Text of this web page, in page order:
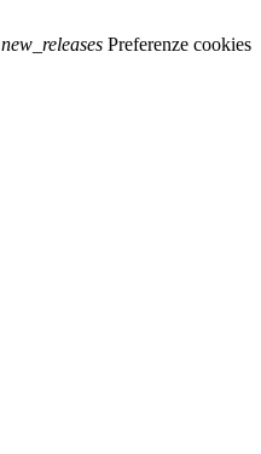
new_releases Preferenze cookies